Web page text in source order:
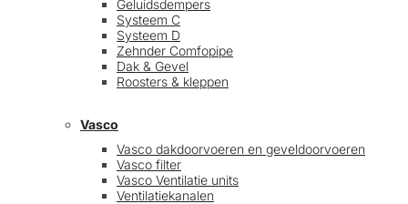
Geluidsdempers
Systeem C
Systeem D
Zehnder Comfopipe
Dak & Gevel
Roosters & kleppen
Vasco
Vasco dakdoorvoeren en geveldoorvoeren
Vasco filter
Vasco Ventilatie units
Ventilatiekanalen